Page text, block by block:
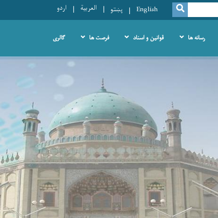
SEARCH
English پښتو العربية اردو
رسانه ها قوانین و اسناد فرصت ها گالری